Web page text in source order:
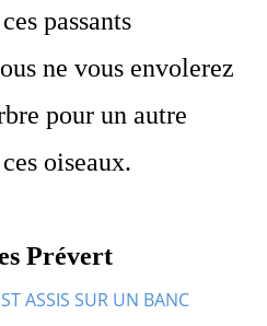
passants
ne vous envolerez
pour un autre
oiseaux.
Prévert